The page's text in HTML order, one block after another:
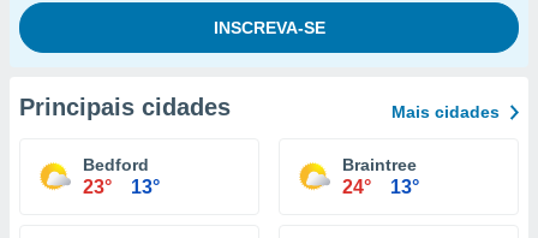
Principais cidades Mais cidades
Bedford
23° 13°
Braintree
24° 13°